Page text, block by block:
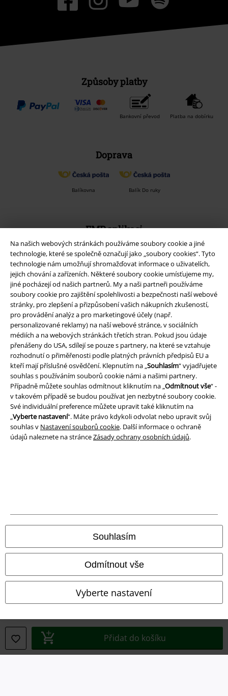
Na našich webových stránkách používáme soubory cookie a jiné
technologie, které se společně označují jako „soubory cookies“. Tyto
technologie nám umožňují shromažďovat informace o uživatelích,
jejich chování a zařízeních. Některé soubory cookie umísťujeme my,
jiné pocházejí od našich partnerů. My a naši partneři používáme
soubory cookie pro zajištění spolehlivosti a bezpečnosti naší webové
stránky, pro zlepšení a přizpůsobení vašich nákupních zkušeností,
pro provádění analýz a pro marketingové účely (např.
personalizované reklamy) na naší webové stránce, v sociálních
médiích a na webových stránkách třetích stran. Pokud jsou údaje
přenášeny do USA, sdílejí se pouze s partnery, na které se vztahuje
rozhodnutí o přiměřenosti podle platných právních předpisů EU a
kteří mají příslušné osvědčení. Klepnutím na „Souhlasím“ vyjadřujete
souhlas s používáním souborů cookie námi a našimi partnery.
Případně můžete souhlas odmítnout kliknutím na „Odmítnout vše“ -
v takovém případě se budou používat jen nezbytné soubory cookie.
Své individuální preference můžete upravit také kliknutím na
„Vyberte nastavení“. Máte právo kdykoli odvolat nebo upravit svůj
souhlas v Nastavení souborů cookie. Další informace o ochraně
údajů naleznete na stránceZásady ochrany osobních údajů.
Souhlasím
Odmítnout vše
Vyberte nastavení
Přidat do košíku
Způsoby platby
Bankovní převod Platba na dobírku
Doprava
Balíkovna Balík Do ruky
EMP aplikaci
Stáhněte si novou EMP aplikaci zdarma a využijte všechny nové
funkce a výhody!
A Warner Music Group Company
Ochrana osobních údajů
Likvidace odpadu a ochrana životního prostředí
Informace o přístupnosti
Nastavení souborů cookie
Odstoupení od smlouvy